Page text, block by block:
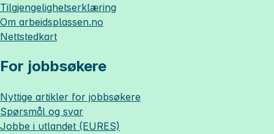
Tilgjengelighetserklæring
Om arbeidsplassen.no
Nettstedkart
For jobbsøkere
Nyttige artikler for jobbsøkere
Spørsmål og svar
Jobbe i utlandet (EURES)